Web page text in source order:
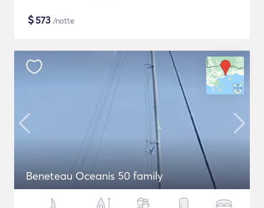
$573 /notte
Beneteau Oceanis 50 family